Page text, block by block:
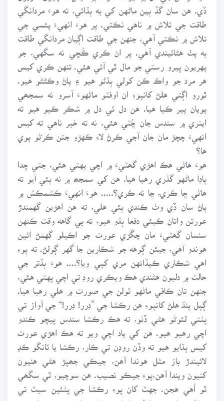
ڏي. هن سان گڏ ٻين ماڻهن کي به ٻڌائي، ته هوءَ مردانگي
طاقت جي تلاش ۾ ناهي نڪتي. پر هوءَ انهيءَ پئسي جي
تلاش ۾ نڪتي آهي، جنهن جي طاقت اڳيان مردانگي طاقت
به پٺ هڻائيندي آهي. پر ان ڪري ڪُڇي نه سگهي، جو
پهريون ڀيرو رستي جو مال ٿي آئي هئي. تنهن ڪري کيس
هر مرد جو واڪ ڪن کولي ٻڌڻو هيو ۽ پاڻ وڪڻڻو هيو.
ٿورو اڳتي هلڻ کانپوءِ ان اوفٽو ماڻهوءَ آسرو نه سمجھي
پويان پير ڪيا هيا. هن دل ئي دل ۾ شڪر ڪيو هيو ته
ايتري ۾ سندس جان ڇُٽي هئي، نه ته خبر ناهي ته کيس
انهيءَ چچڙ مان جان آجي ڪرڻ لاءِ ڪهڙو جتن ڪرڻو پوي
ها؟
هوءَ هاڻي هڪ اهڙي گھٽيءَ ۾ اچي پهتي هئي، جتي ڇدا
پاڊا ماڻهو گذري رهيا هيا. هن کي سمجھ ۾ نه پئي آيو ته
هاڻي ڇا ڪري، ڇا نه ڪري؟..... هوءَ انهيءَ ڪشمڪش ۾
پاڻ سان ڏي وٺ ڪندي پئي هلي، ته هن اهڙين گهمندڙ
عورتن واتان ڪيئي دفعا ٻڌو هيو، ته بي گاهه وقت ڪنهن
سنسان گھٽيءَ مان چڱڙي عورت جو اڪيلو گهمڻ ائين
هوندو آهي، جيئن ڳوهه جو شڪارين جا گهر ڳولڻ. ته پوءِ
اهي شڪاري ڪيڏانهن مري کپي ويا؟.... هوءَ ٻڏتر جي
حالت ۾ دليون هڻندي هڪ ويڪري روڊ تي اچي پهتي هئي،
جنهن تان ڪافي ماڻهو ٽولن جي صورت ۾ هلي رهيا هيا.
ڳپل پنڌ هلڻ کانپوءِ هن رڪشا جي ”ڊرر! ڊرر!“ جي آواز تي
پٺتي لئوڻو هڻي ڏٺو، ته هڪ رڪشا سندس پيڇو ڪندو
اچي رهيو هيو. هن کي ياد اچي ويو ته هڪ اهڙي عورت
کيس ٻڌايو هيو ته وڏن روڊن تي ڪار، رڪشا يا ٽانگو ڪڍ
لائيندڙ باز مثل هوندا آهن، جيڪي جھپڙ هڻي هنيون
کنيون ويندا آهن،پوءِ جيڪو نصيب. هن سوچيو، ٿي سگھي
ٿو اُهي هجن. جهٽ کان پوءِ رڪشا جي پٺئين سيٽ تي
ويٺل هڪ بي ڊئولي شخص، بغير ڪنهن جهجهڪ جي